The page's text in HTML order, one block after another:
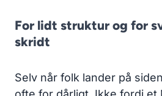
For lidt struktur og for
skridt
Selv når folk lander på